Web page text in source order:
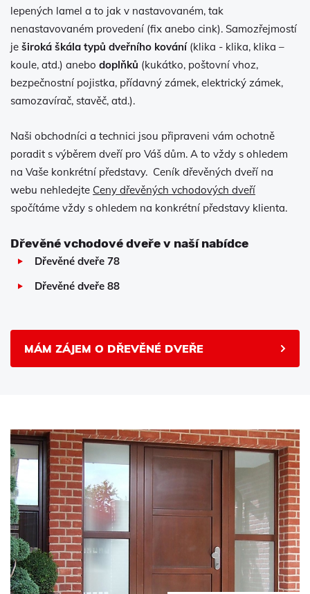
lepených lamel a to jak v nastavovaném, tak
nenastavovaném provedení (fix anebo cink). Samozřejmostí
je široká škála typů dveřního kování(klika - klika, klika –
koule, atd.) anebo doplňků (kukátko, poštovní vhoz,
bezpečnostní pojistka, přídavný zámek, elektrický zámek,
samozavírač, stavěč, atd.).
Naši obchodníci a technici jsou připraveni vám ochotně
poradit s výběrem dveří pro Váš dům. A to vždy s ohledem
na Vaše konkrétní představy. Ceník dřevěných dveří na
webu nehledejte Ceny dřevěných vchodových dveří
spočítáme vždy s ohledem na konkrétní představy klienta.
Dřevěné vchodové dveře v naší nabídce
Dřevěné dveře 78
Dřevěné dveře 88
MÁM ZÁJEM O DŘEVĚNÉ DVEŘE